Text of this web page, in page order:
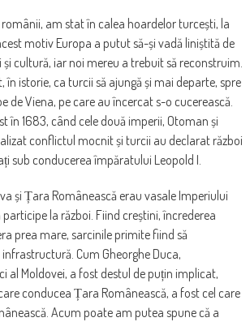
românii, am stat în calea hoardelor turcești, la
motiv Europa a putut să-și vadă liniștită de
și cultură, iar noi mereu a trebuit să reconstruim.
istorie, ca turcii să ajungă și mai departe, spre
de Viena, pe care au încercat s-o cucerească.
în 1683, când cele două imperii, Otoman și
conflictul mocnit și turcii au declarat război
sub conducerea împăratului Leopold I.
și Țara Românească erau vasale Imperiului
la război. Fiind creștini, încrederea
prea mare, sarcinile primite fiind să
Cum Gheorghe Duca,
al Moldovei, a fost destul de puțin implicat,
conducea Țara Românească, a fost cel care
Acum poate am putea spune că a